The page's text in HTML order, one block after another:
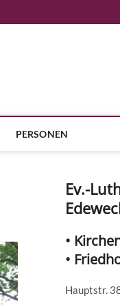
PERSONEN
Ev.-
•
•
Hauptstr.